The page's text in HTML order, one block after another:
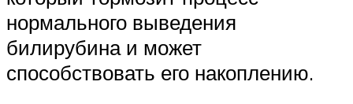
нормального выведения
билирубина и может
способствовать его накоплению.